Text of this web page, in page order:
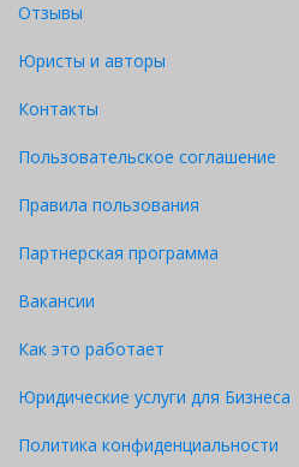
Отзывы
Юристы и авторы
Контакты
Пользовательское соглашение
Правила пользования
Партнерская программа
Вакансии
Как это работает
Юридические услуги для Бизнеса
Политика конфиденциальности